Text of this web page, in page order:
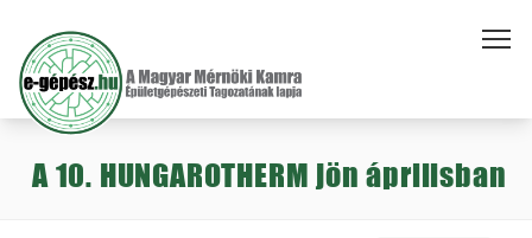
A 10. HUNGAROTHERM jön áprilisban